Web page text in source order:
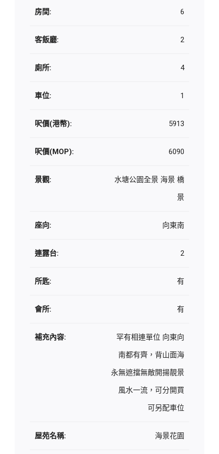
房間: 6
客飯廳: 2
廁所: 4
車位: 1
呎價(港幣): 5913
呎價(MOP): 6090
景觀:
水塘公園全景 海景 橋
景
座向: 向東南
連露台: 2
所匙: 有
會所: 有
補充內容:
罕有相連單位 向東向
南都有齊，背山面海
永無遮擋無敵開揚靚景
風水一流，可分開買
可另配車位
屋苑名稱: 海景花園